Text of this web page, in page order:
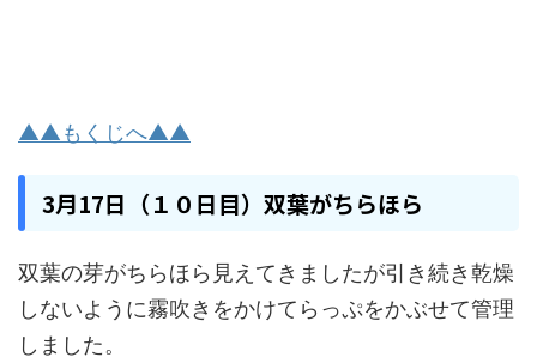
▲▲もくじへ▲▲
3月17日（１０日目）双葉がちらほら
双葉の芽がちらほら見えてきましたが引き続き乾燥
しないように霧吹きをかけてらっぷをかぶせて管理
しました。